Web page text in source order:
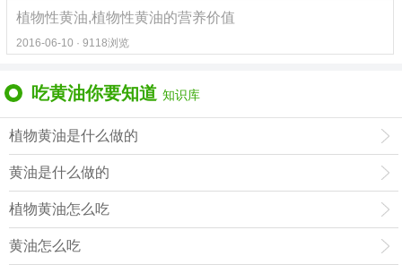
植物性黄油,植物性黄油的营养价值
2016-06-10 · 9118浏览
吃黄油你要知道 知识库
植物黄油是什么做的
黄油是什么做的
植物黄油怎么吃
黄油怎么吃